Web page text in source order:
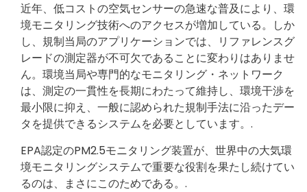
近年、低コストの空気センサーの急速な普及により、環
境モニタリング技術へのアクセスが増加している。しか
し、規制当局のアプリケーションでは、リファレンスグ
レードの測定器が不可欠であることに変わりはありませ
ん。環境当局や専門的なモニタリング・ネットワーク
は、測定の一貫性を長期にわたって維持し、環境干渉を
最小限に抑え、一般に認められた規制手法に沿ったデー
タを提供できるシステムを必要としています。.
EPA認定のPM2.5モニタリング装置が、世界中の大気環
境モニタリングシステムで重要な役割を果たし続けてい
るのは、まさにこのためである。.